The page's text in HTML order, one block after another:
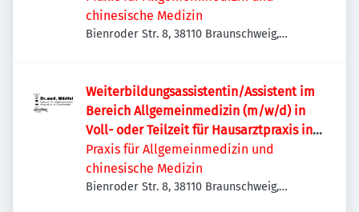
chinesische Medizin
Bienroder Str. 8, 38110 Braunschweig,
Weiterbildungsassistentin/Assistent im
Bereich Allgemeinmedizin (m/w/d) in
Voll- oder Teilzeit für Hausarztpraxis in
Braunschweig Nord
Praxis für Allgemeinmedizin und
chinesische Medizin
Bienroder Str. 8, 38110 Braunschweig,